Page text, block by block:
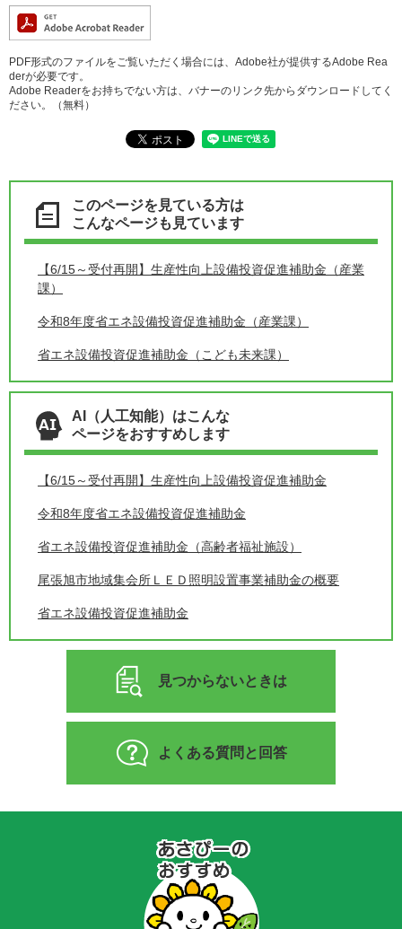
PDF形式のファイルをご覧いただく場合には、Adobe社が提供するAdobe Rea
derが必要です。
Adobe Readerをお持ちでない方は、バナーのリンク先からダウンロードしてく
ださい。（無料）
このページを見ている方は
こんなページも見ています
【6/15～受付再開】生産性向上設備投資促進補助金（産業
課）
令和8年度省エネ設備投資促進補助金（産業課）
省エネ設備投資促進補助金（こども未来課）
AI（人工知能）はこんな
ページをおすすめします
【6/15～受付再開】生産性向上設備投資促進補助金
令和8年度省エネ設備投資促進補助金
省エネ設備投資促進補助金（高齢者福祉施設）
尾張旭市地域集会所ＬＥＤ照明設置事業補助金の概要
省エネ設備投資促進補助金
見つからないときは
よくある質問と回答
の
お
す